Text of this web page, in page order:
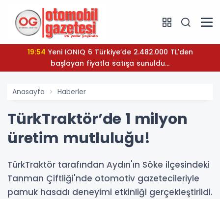
19:54
başlayan fiyatla satışa sunuldu...
Anasayfa Haberler
TürkTraktör’de 1 milyon
üretim mutluluğu!
TürkTraktör tarafından Aydın'ın Söke ilçesindeki
Tanman Çiftliği'nde otomotiv gazetecileriyle
pamuk hasadı deneyimi etkinliği gerçekleştirildi.